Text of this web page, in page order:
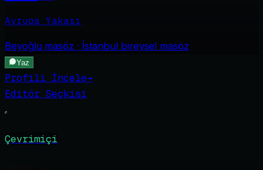
Avrupa Yakası
Beyoğlumasöz · İstanbul bireysel masöz
Yaz
Profili İncele→
Editör Seçkisi
Çevrimiçi